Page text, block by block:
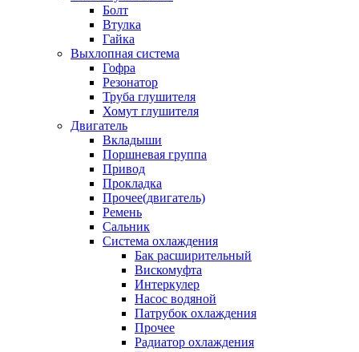
Болт
Втулка
Гайка
Выхлопная система
Гофра
Резонатор
Труба глушителя
Хомут глушителя
Двигатель
Вкладыши
Поршневая группа
Привод
Прокладка
Прочее(двигатель)
Ремень
Сальник
Система охлаждения
Бак расширительный
Вискомуфта
Интеркулер
Насос водяной
Патрубок охлаждения
Прочее
Радиатор охлаждения